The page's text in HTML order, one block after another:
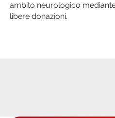
ambito neurologico
libere donazioni.